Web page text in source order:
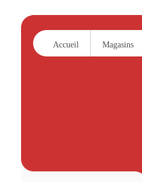
Accueil Magasins